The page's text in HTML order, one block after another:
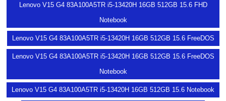
Lenovo V15 G4 83A100A5TR i5-13420H 16GB 512GB 15.6 FHD
Notebook
Lenovo V15 G4 83A100A5TR i5-13420H 16GB 512GB 15.6 FreeDOS
Lenovo V15 G4 83A100A5TR i5-13420H 16GB 512GB 15.6 FreeDOS
Notebook
Lenovo V15 G4 83A100A5TR i5-13420H 16GB 512GB 15.6 Notebook